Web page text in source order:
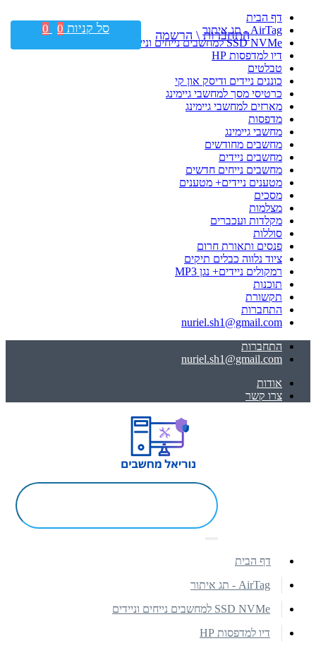
דף הבית
AirTag - תג איתור
SSD NVMe למחשבים נייחים וניידים
דיו למדפסות HP
טבלטים
כוננים ניידים ודיסק און קי
כרטיסי מסך למחשבי גיימינג
מארזים למחשבי גיימינג
מדפסות
מחשבי גיימינג
מחשבים מחודשים
מחשבים ניידים
מחשבים נייחים חדשים
מטענים ניידים+ מטענים
מסכים
מצלמות
מקלדות ועכברים
סוללות
פנסים ותאורת חרום
ציוד נלווה כבלים תיקים
רמקולים ניידים+ נגן MP3
תוכנות
תקשורת
התחברות
nuriel.sh1@gmail.com
התחברות
nuriel.sh1@gmail.com
אודות
צרו קשר
התחברות \ הרשמה סל קניות 0
0
דף הבית
AirTag - תג איתור
SSD NVMe למחשבים נייחים וניידים
דיו למדפסות HP